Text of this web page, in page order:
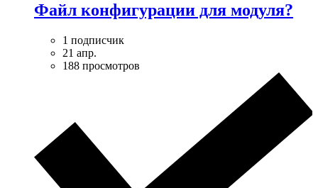
Файл конфигурации для модуля?
1 подписчик
21 апр.
188 просмотров